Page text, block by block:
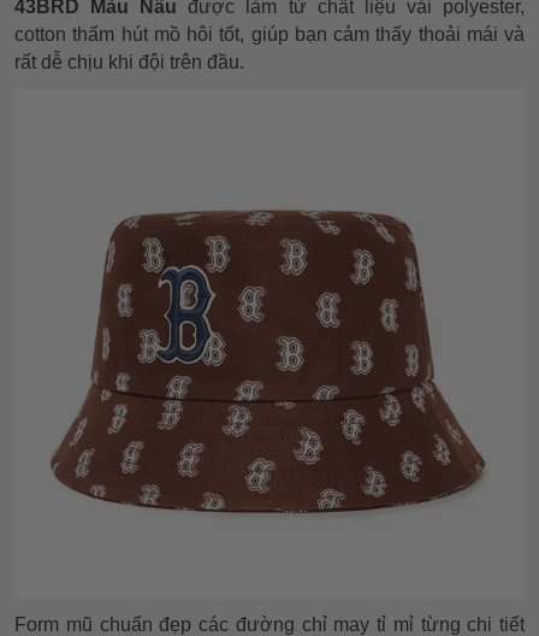
43BRD Màu Nâuđược làm từ chất liệu vải polyester,
cotton thấm hút mồ hôi tốt, giúp bạn cảm thấy thoải mái và
rất dễ chịu khi đội trên đầu.
Form mũ chuẩn đẹp các đường chỉ may tỉ mỉ từng chi tiết